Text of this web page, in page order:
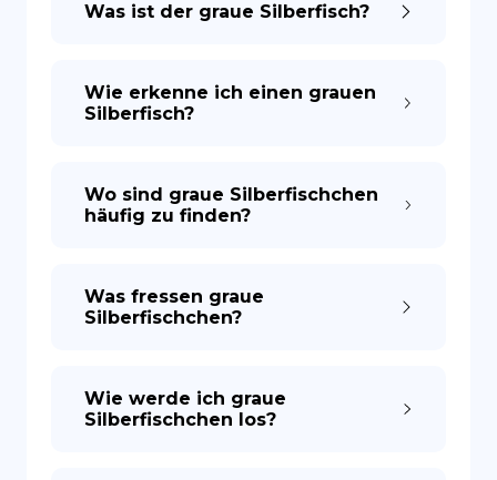
Was ist der graue Silberfisch?
Wie erkenne ich einen grauen
Silberfisch?
Wo sind graue Silberfischchen
häufig zu finden?
Was fressen graue
Silberfischchen?
Wie werde ich graue
Silberfischchen los?